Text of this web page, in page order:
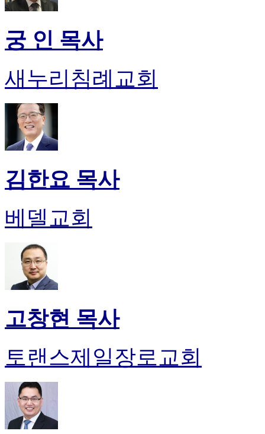
궁 인 목사
새누리침례교회
김한요 목사
베델교회
고창현 목사
토랜스제일장로교회